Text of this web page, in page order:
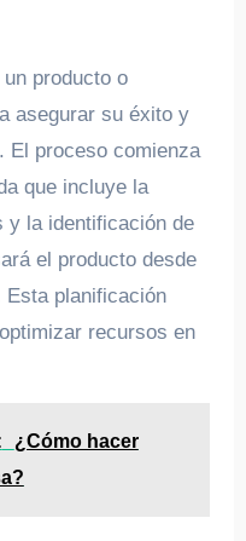
producto o
asegurar su éxito y
El proceso comienza
que incluye la
y la identificación de
el producto desde
planificación
recursos en
¿Cómo hacer